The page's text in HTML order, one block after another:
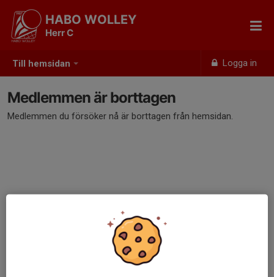
Till hemsidan Logga in
HABO WOLLEY
Herr C
Medlemmen är borttagen
Medlemmen du försöker nå är borttagen från hemsidan.